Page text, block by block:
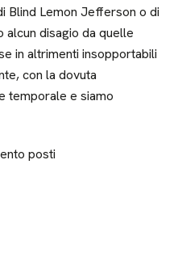
Blind Lemon Jefferson o di
alcun disagio da quelle
in altrimenti insopportabili
con la dovuta
temporale e siamo
posti